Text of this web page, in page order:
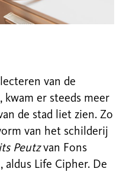
van de
er steeds meer
de stad liet zien. Zo
van het schilderij
Peutzvan Fons
aldus Life Cipher. De